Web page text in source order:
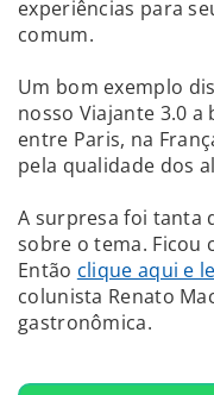
experiências para
comum.
Um bom exemplo
nosso Viajante 3.0
entre Paris, na
pela qualidade dos
A surpresa foi tanta
sobre o tema. Ficou
Então clique aqui e
colunista Renato
gastronômica.